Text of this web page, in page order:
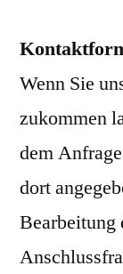
Wenn Sie
zukommen
dem
dort
Bearbeitung